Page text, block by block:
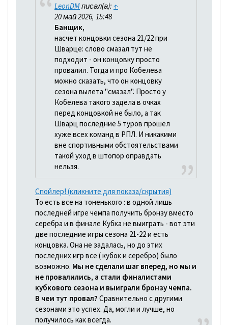
LeonDMписал(а): ↑
20 май 2026, 15:48
Банщик,
насчет концовки сезона 21/22 при
Шварце: слово смазал тут не
подходит - он концовку просто
провалил. Тогда и про Кобелева
можно сказать, что он концовку
сезона вылета "смазал". Просто у
Кобелева такого задела в очках
перед концовкой не было, а так
Шварц последние 5 туров прошел
хуже всех команд в РПЛ. И никакими
вне спортивными обстоятельствами
такой уход в штопор оправдать
нельзя.
Спойлер! (кликните для показа/скрытия)
То есть все на тоненького : в одной лишь
последней игре чемпа получить бронзу вместо
серебра и в финале Кубка не выиграть - вот эти
две последние игры сезона 21-22 и есть
концовка. Она не задалась, но до этих
последних игр все ( кубок и серебро) было
возможно. Мы не сделали шаг вперед, но мы и
не провалились, а стали финалистами
кубкового сезона и выиграли бронзу чемпа.
В чем тут провал? Сравнительно с другими
сезонами это успех. Да, могли и лучше, но
получилось как всегда.